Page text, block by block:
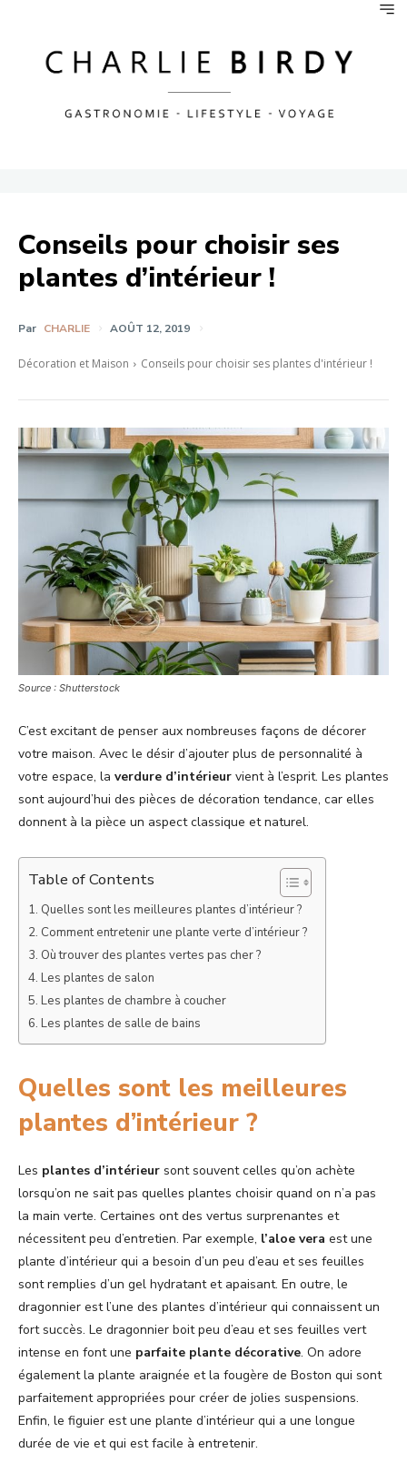
Conseils pour choisir ses
plantes d’intérieur !
Par CHARLIE AOÛT 12, 2019
Décoration et Maison Conseils pour choisir ses plantes d'intérieur !
Source : Shutterstock
C’est excitant de penser aux nombreuses façons de décorer
votre maison. Avec le désir d’ajouter plus de personnalité à
votre espace, la verdure d’intérieur vient à l’esprit. Les plantes
sont aujourd’hui des pièces de décoration tendance, car elles
donnent à la pièce un aspect classique et naturel.
Table of Contents
Quelles sont les meilleures plantes d’intérieur ?
Comment entretenir une plante verte d’intérieur ?
Où trouver des plantes vertes pas cher ?
Les plantes de salon
Les plantes de chambre à coucher
Les plantes de salle de bains
Quelles sont les meilleures
plantes d’intérieur ?
Les plantes d’intérieur sont souvent celles qu’on achète
lorsqu’on ne sait pas quelles plantes choisir quand on n’a pas
la main verte. Certaines ont des vertus surprenantes et
nécessitent peu d’entretien. Par exemple, l’aloe vera est une
plante d’intérieur qui a besoin d’un peu d’eau et ses feuilles
sont remplies d’un gel hydratant et apaisant. En outre, le
dragonnier est l’une des plantes d’intérieur qui connaissent un
fort succès. Le dragonnier boit peu d’eau et ses feuilles vert
intense en font une parfaite plante décorative. On adore
également la plante araignée et la fougère de Boston qui sont
parfaitement appropriées pour créer de jolies suspensions.
Enfin, le figuier est une plante d’intérieur qui a une longue
durée de vie et qui est facile à entretenir.